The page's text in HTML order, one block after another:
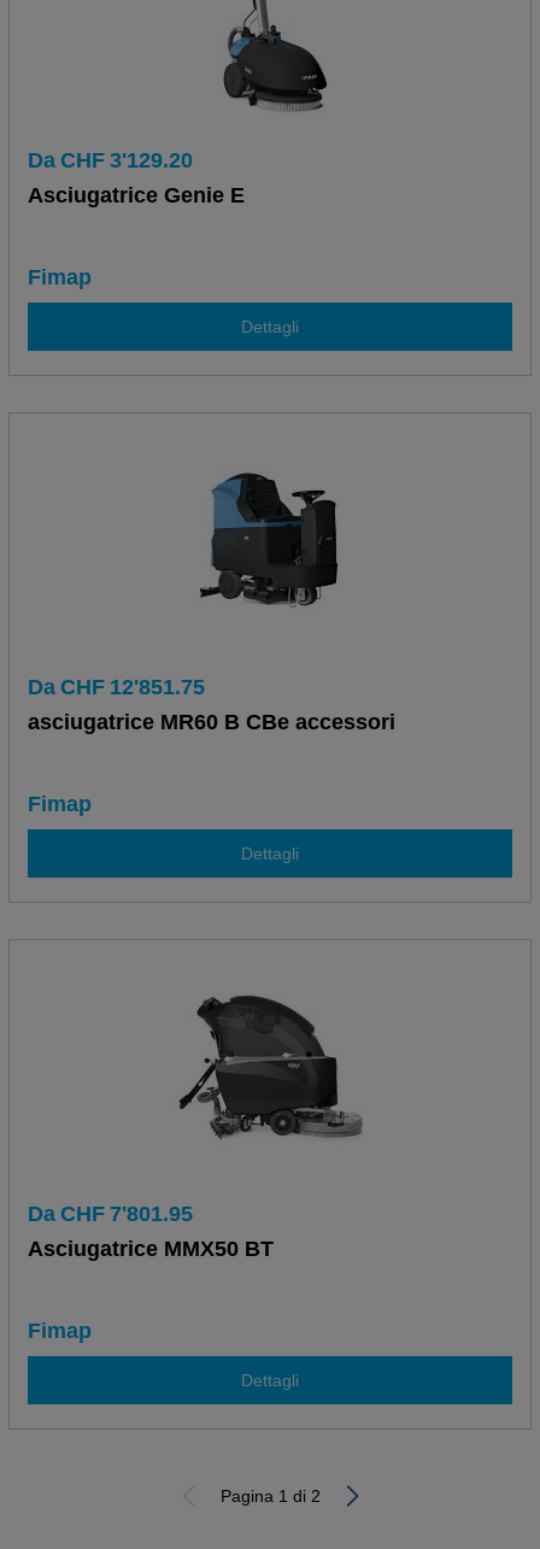
Da CHF 3'129.20
Asciugatrice Genie E
Fimap
Dettagli
Da CHF 12'851.75
asciugatrice MR60 B CBe accessori
Fimap
Dettagli
Da CHF 7'801.95
Asciugatrice MMX50 BT
Fimap
Dettagli
Pagina 1 di 2